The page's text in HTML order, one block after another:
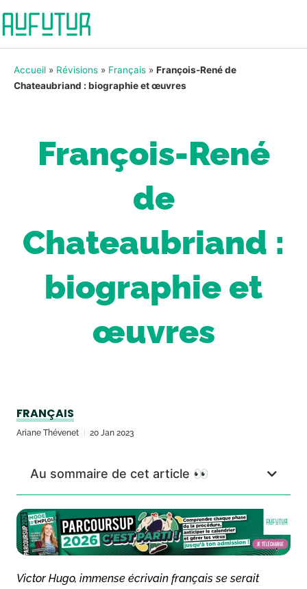
Accueil » Révisions » Français » François-René de
Chateaubriand : biographie et œuvres
François-René
de
Chateaubriand :
biographie et
œuvres
FRANÇAIS
Ariane Thévenet 20 Jan 2023
Au sommaire de cet article 👀
Victor Hugo, immense écrivain français se serait